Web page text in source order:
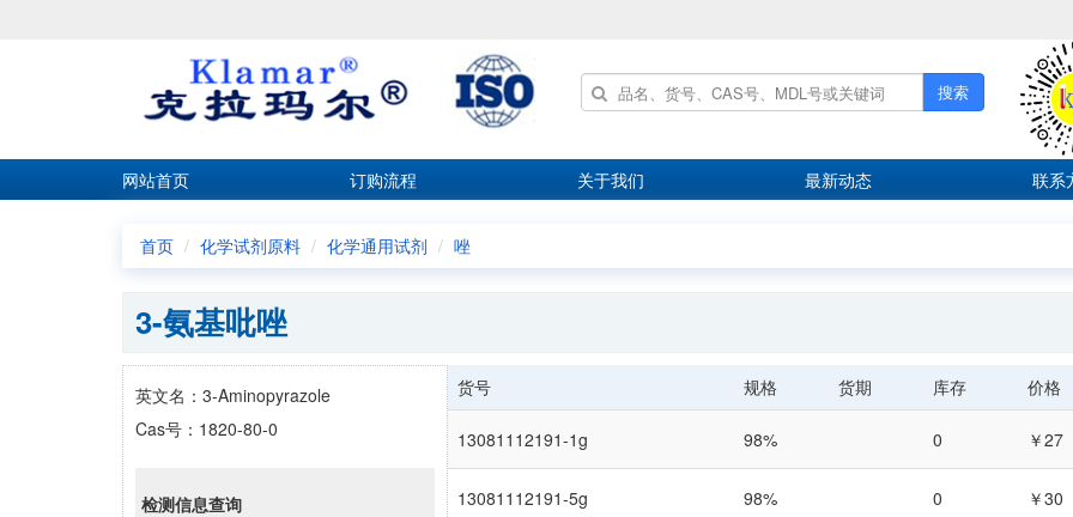
搜索
网站首页 订购流程 关于我们 最新动态 联系
首页 化学试剂原料 化学通用试剂 唑
3-氨基吡唑
英文名：3-Aminopyrazole
Cas号：1820-80-0
检测信息查询
货号 规格 货期 库存 价格
13081112191-1g 98% 0 ￥27
13081112191-5g 98% 0 ￥30